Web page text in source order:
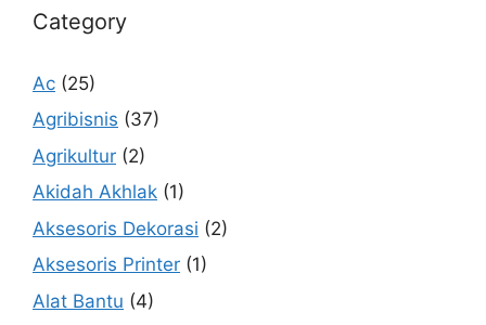
Category
Ac (25)
Agribisnis (37)
Agrikultur (2)
Akidah Akhlak (1)
Aksesoris Dekorasi (2)
Aksesoris Printer (1)
Alat Bantu (4)